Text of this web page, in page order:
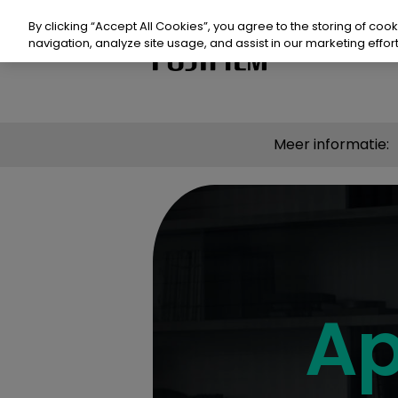
naar
artikel
Meer informatie:
By clicking “Accept All Cookies”, you agree to the storing of
navigation, analyze site usage, and assist in our marketing